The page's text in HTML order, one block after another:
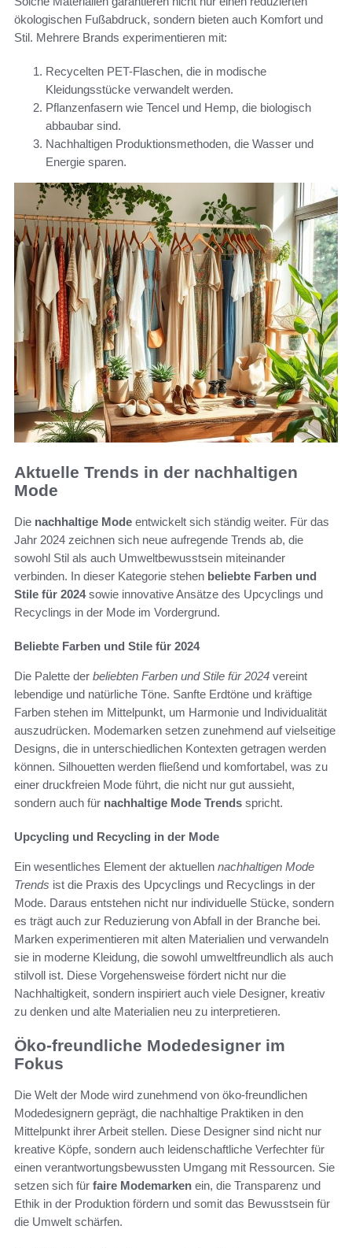
ökologischen Fußabdruck, sondern bieten auch Komfort und
Stil. Mehrere Brands experimentieren mit:
Recycelten PET-Flaschen, die in modische
Kleidungsstücke verwandelt werden.
Pflanzenfasern wie Tencel und Hemp, die biologisch
abbaubar sind.
Nachhaltigen Produktionsmethoden, die Wasser und
Energie sparen.
Aktuelle Trends in der nachhaltigen
Mode
Die nachhaltige Mode entwickelt sich ständig weiter. Für das
Jahr 2024 zeichnen sich neue aufregende Trends ab, die
sowohl Stil als auch Umweltbewusstsein miteinander
verbinden. In dieser Kategorie stehen beliebte Farben und
Stile für 2024sowie innovative Ansätze des Upcyclings und
Recyclings in der Mode im Vordergrund.
Beliebte Farben und Stile für 2024
Die Palette der beliebten Farben und Stile für 2024 vereint
lebendige und natürliche Töne. Sanfte Erdtöne und kräftige
Farben stehen im Mittelpunkt, um Harmonie und Individualität
auszudrücken. Modemarken setzen zunehmend auf vielseitige
Designs, die in unterschiedlichen Kontexten getragen werden
können. Silhouetten werden fließend und komfortabel, was zu
einer druckfreien Mode führt, die nicht nur gut aussieht,
sondern auch für nachhaltige Mode Trends spricht.
Upcycling und Recycling in der Mode
Ein wesentliches Element der aktuellen nachhaltigen Mode
Trends ist die Praxis des Upcyclings und Recyclings in der
Mode. Daraus entstehen nicht nur individuelle Stücke, sondern
es trägt auch zur Reduzierung von Abfall in der Branche bei.
Marken experimentieren mit alten Materialien und verwandeln
sie in moderne Kleidung, die sowohl umweltfreundlich als auch
stilvoll ist. Diese Vorgehensweise fördert nicht nur die
Nachhaltigkeit, sondern inspiriert auch viele Designer, kreativ
zu denken und alte Materialien neu zu interpretieren.
Öko-freundliche Modedesigner im
Fokus
Die Welt der Mode wird zunehmend von öko-freundlichen
Modedesignern geprägt, die nachhaltige Praktiken in den
Mittelpunkt ihrer Arbeit stellen. Diese Designer sind nicht nur
kreative Köpfe, sondern auch leidenschaftliche Verfechter für
einen verantwortungsbewussten Umgang mit Ressourcen. Sie
setzen sich für faire Modemarken ein, die Transparenz und
Ethik in der Produktion fördern und somit das Bewusstsein für
die Umwelt schärfen.